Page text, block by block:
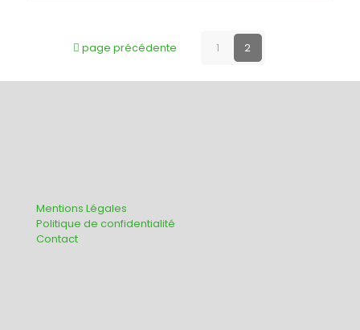
page précédente 1 2
Mentions Légales
Politique de confidentialité
Contact